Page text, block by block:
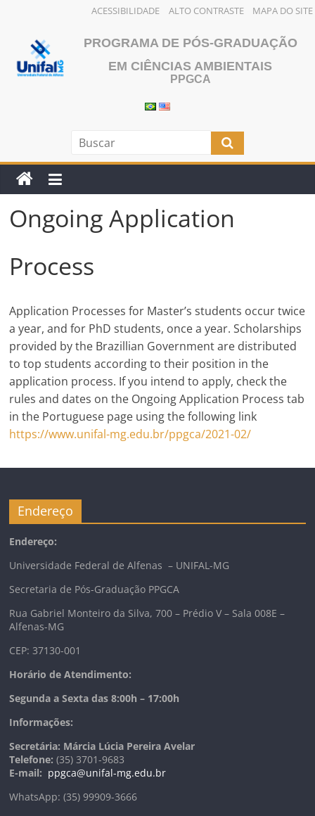
ACESSIBILIDADE ALTO CONTRASTE MAPA DO SITE
content
PROGRAMA DE PÓS-GRADUAÇÃO
EM CIÊNCIAS AMBIENTAIS
PPGCA
Ongoing Application
Process
Application Processes for Master’s students occur twice
a year, and for PhD students, once a year. Scholarships
provided by the Brazillian Government are distributed
to top students according to their position in the
application process. If you intend to apply, check the
rules and dates on the Ongoing Application Process tab
in the Portuguese page using the following link
https://www.unifal-mg.edu.br/ppgca/2021-02/
Endereço
Endereço:
Universidade Federal de Alfenas – UNIFAL-MG
Secretaria de Pós-Graduação PPGCA
Rua Gabriel Monteiro da Silva, 700 – Prédio V – Sala 008E –
Alfenas-MG
CEP: 37130-001
Horário de Atendimento:
Segunda a Sexta das 8:00h – 17:00h
Informações:
Secretária: Márcia Lúcia Pereira Avelar
Telefone: (35) 3701-9683
E-mail: ppgca@unifal-mg.edu.br
WhatsApp: (35) 99909-3666